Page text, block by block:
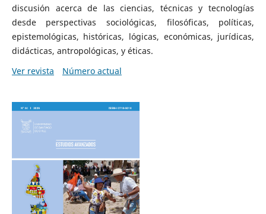
discusión acerca de las ciencias, técnicas y tecnologías
desde perspectivas sociológicas, filosóficas, políticas,
epistemológicas, históricas, lógicas, económicas, jurídicas,
didácticas, antropológicas, y éticas.
Ver revista
Número actual